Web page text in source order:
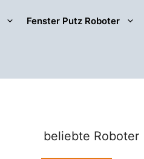
Fenster Putz Roboter
beliebte Roboter